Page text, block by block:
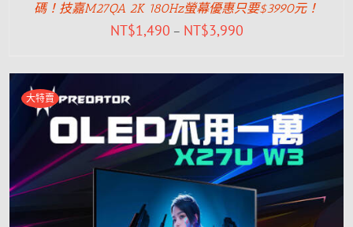
碼！技嘉M27QA 2K 180Hz螢幕優惠只要$3990元！
NT$1,490 – NT$3,990
大特賣